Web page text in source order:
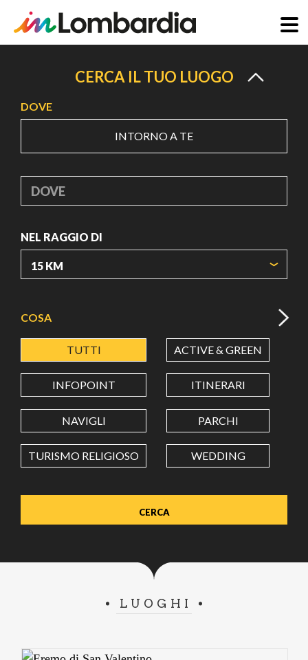
principale
CERCA IL TUO LUOGO
DOVE
INTORNO A TE
DOVE
NEL RAGGIO DI
LATITUDINE
LONGITUDINE
Value in decimal degrees. Use dot (.) as decimal separator.
COSA
TUTTI ACTIVE & GREEN
INFOPOINT ITINERARI
NAVIGLI PARCHI
TURISMO RELIGIOSO WEDDING
LUOGHI